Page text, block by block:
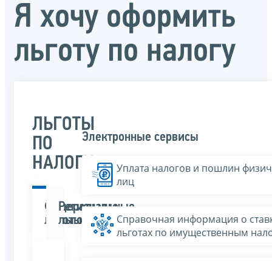
Я хочу оформить
льготу по налогу
ЛЬГОТЫ
ПО
НАЛОГУ
Федеральные
льготы
Региональные
льготы
Электронные сервисы
Уплата налогов и пошлин
лиц
Справочная информация о
льготах по имущественным